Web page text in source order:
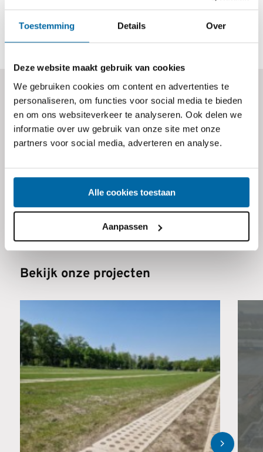
Toestemming Details Over
Deze website maakt gebruik van cookies
We gebruiken cookies om content en advertenties te
personaliseren, om functies voor social media te bieden
en om ons websiteverkeer te analyseren. Ook delen we
informatie over uw gebruik van onze site met onze
partners voor social media, adverteren en analyse.
Alle cookies toestaan
Aanpassen
Leer ons kennen
Kiezen voor Dikkenberg
Beton is kiezen voor
kwaliteit en duurzaamheid.
betonproducten van Dikkenberg.
Oerdegelijke kwaliteit, unieke en
herkenbare uitstraling, ook geschikt
voor duurzame projecten!
Bekijk onze projecten